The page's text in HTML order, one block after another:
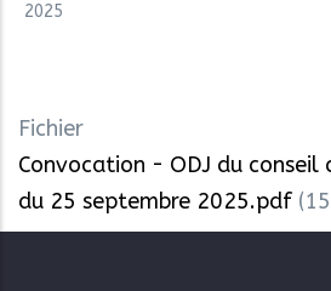
2025
Fichier
Convocation - ODJ du conseil
du 25 septembre 2025.pdf